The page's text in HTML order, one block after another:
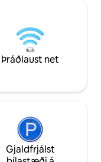
Þráðlaust net
Gjaldfrjálst